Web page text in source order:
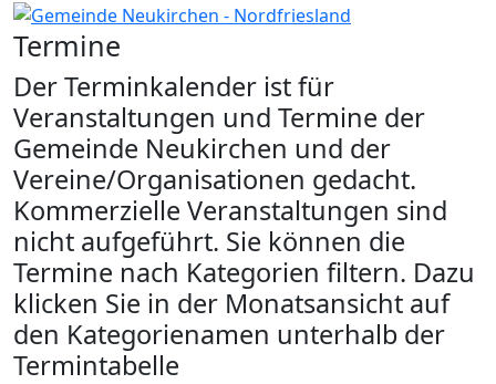
Termine
Der Terminkalender ist für
Veranstaltungen und Termine der
Gemeinde Neukirchen und der
Vereine/Organisationen gedacht.
Kommerzielle Veranstaltungen sind
nicht aufgeführt. Sie können die
Termine nach Kategorien filtern. Dazu
klicken Sie in der Monatsansicht auf
den Kategorienamen unterhalb der
Termintabelle